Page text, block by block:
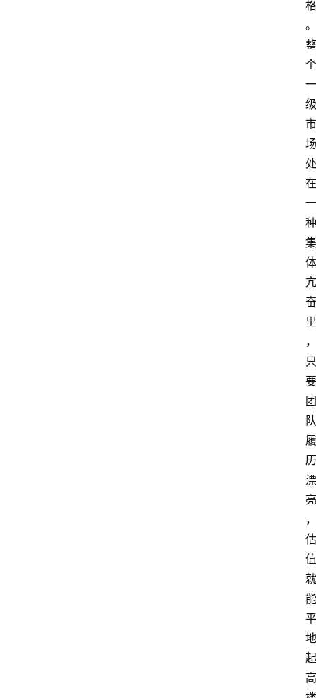
格
。
整
个
一
级
市
场
处
在
一
种
集
体
亢
奋
里
，
只
要
团
队
履
历
漂
亮
，
估
值
就
能
平
地
起
高